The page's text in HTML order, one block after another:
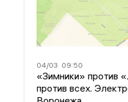
04/03 09:50
«Зимники» против
против всех.